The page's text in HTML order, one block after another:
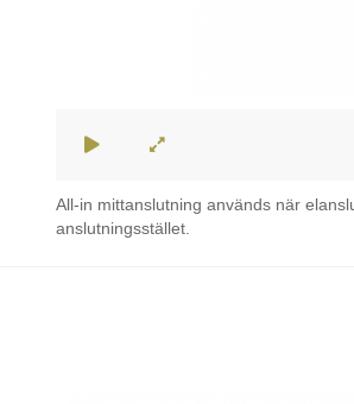
All-in mittanslutning används när
anslutningsstället.